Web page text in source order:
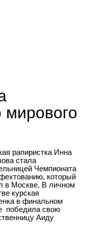
мирового
рапиристка Инна
стала
Чемпионата
который
в Москве. В личном
курская
в финальном
победила свою
Аиду